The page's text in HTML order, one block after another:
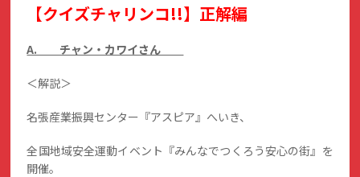
【クイズチャリンコ!!】正解編
A. チャン・カワイさん
＜解説＞
名張産業振興センター『アスピア』へいき、
全国地域安全運動イベント『みんなでつくろう安心の街』を
開催。